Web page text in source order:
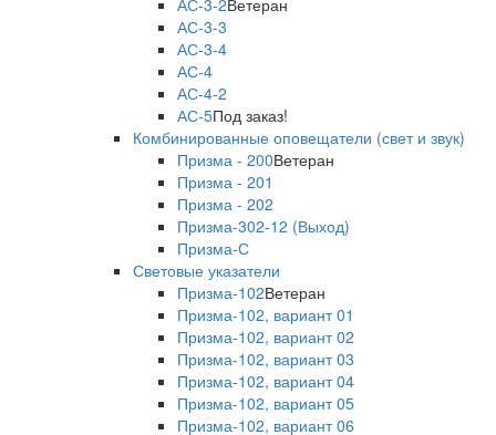
АС-3-2Ветеран
АС-3-3
АС-3-4
АС-4
АС-4-2
АС-5Под заказ!
Комбинированные оповещатели (свет и звук)
Призма - 200Ветеран
Призма - 201
Призма - 202
Призма-302-12 (Выход)
Призма-С
Световые указатели
Призма-102Ветеран
Призма-102, вариант 01
Призма-102, вариант 02
Призма-102, вариант 03
Призма-102, вариант 04
Призма-102, вариант 05
Призма-102, вариант 06